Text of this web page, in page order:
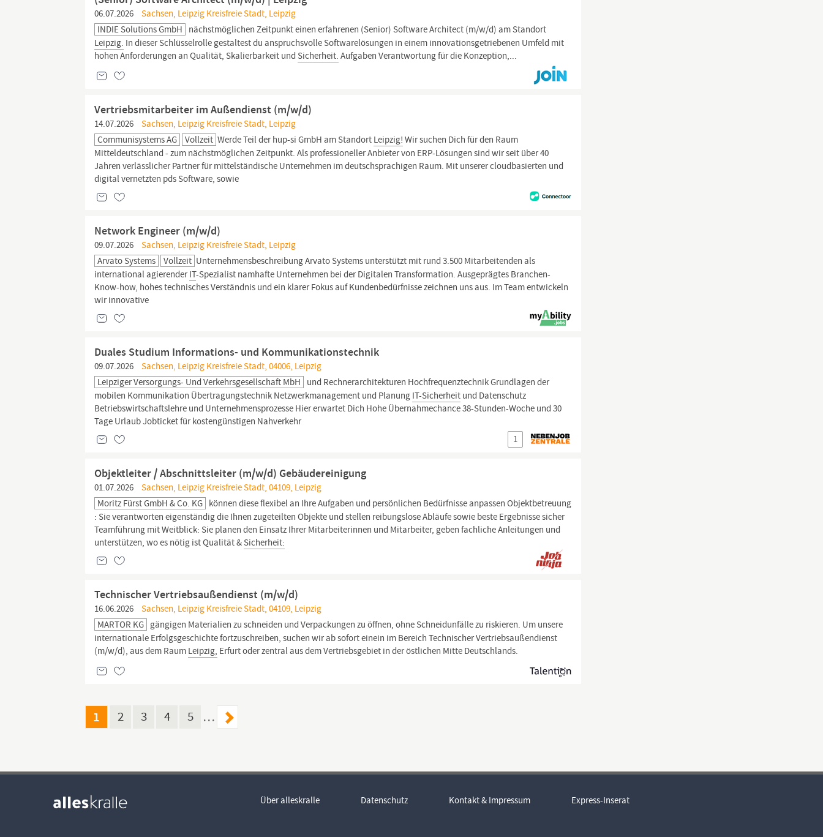
06.07.2026
Sachsen, Leipzig Kreisfreie Stadt, Leipzig
INDIE Solutions GmbH nächstmöglichen Zeitpunkt einen erfahrenen (Senior) Software Architect (m/w/d) am Standort
Leipzig. In dieser Schlüsselrolle gestaltest du anspruchsvolle Softwarelösungen in einem innovationsgetriebenen Umfeld mit
hohen Anforderungen an Qualität, Skalierbarkeit und Sicherheit. Aufgaben Verantwortung für die Konzeption,...
Vertriebsmitarbeiter im Außendienst (m/w/d)
14.07.2026
Sachsen, Leipzig Kreisfreie Stadt, Leipzig
Communisystems AG
Vollzeit Werde Teil der hup-si GmbH am Standort Leipzig! Wir suchen Dich für den Raum
Mitteldeutschland - zum nächstmöglichen Zeitpunkt. Als professioneller Anbieter von ERP-Lösungen sind wir seit über 40
Jahren verlässlicher Partner für mittelständische Unternehmen im deutschsprachigen Raum. Mit unserer cloudbasierten und
digital vernetzten pds Software, sowie
Network Engineer (m/w/d)
09.07.2026
Sachsen, Leipzig Kreisfreie Stadt, Leipzig
Arvato Systems
Vollzeit Unternehmensbeschreibung Arvato Systems unterstützt mit rund 3.500 Mitarbeitenden als
international agierenderIT-Spezialist namhafte Unternehmen bei der Digitalen Transformation. Ausgeprägtes Branchen-
Know-how, hohes technisches Verständnis und ein klarer Fokus auf Kundenbedürfnisse zeichnen uns aus. Im Team entwickeln
wir innovative
Duales Studium Informations- und Kommunikationstechnik
09.07.2026
Sachsen, Leipzig Kreisfreie Stadt, 04006, Leipzig
Leipziger Versorgungs- Und Verkehrsgesellschaft MbH und Rechnerarchitekturen Hochfrequenztechnik Grundlagen der
mobilen Kommunikation Übertragungstechnik Netzwerkmanagement und Planung IT-Sicherheit und Datenschutz
Betriebswirtschaftslehre und Unternehmensprozesse Hier erwartet Dich Hohe Übernahmechance 38-Stunden-Woche und 30
Tage Urlaub Jobticket für kostengünstigen Nahverkehr
1
Objektleiter / Abschnittsleiter (m/w/d) Gebäudereinigung
01.07.2026
Sachsen, Leipzig Kreisfreie Stadt, 04109, Leipzig
Moritz Fürst GmbH & Co. KG können diese flexibel an Ihre Aufgaben und persönlichen Bedürfnisse anpassen Objektbetreuung
: Sie verantworten eigenständig die Ihnen zugeteilten Objekte und stellen reibungslose Abläufe sowie beste Ergebnisse sicher
Teamführung mit Weitblick: Sie planen den Einsatz Ihrer Mitarbeiterinnen und Mitarbeiter, geben fachliche Anleitungen und
unterstützen, wo es nötig ist Qualität & Sicherheit:
Technischer Vertriebsaußendienst (m/w/d)
16.06.2026
Sachsen, Leipzig Kreisfreie Stadt, 04109, Leipzig
MARTOR KG gängigen Materialien zu schneiden und Verpackungen zu öffnen, ohne Schneidunfälle zu riskieren. Um unsere
internationale Erfolgsgeschichte fortzuschreiben, suchen wir ab sofort einein im Bereich Technischer Vertriebsaußendienst
(m/w/d), aus dem Raum Leipzig, Erfurt oder zentral aus dem Vertriebsgebiet in der östlichen Mitte Deutschlands.
1 2 3 4 5 …
Über alleskralle Datenschutz Kontakt & Impressum Express-Inserat